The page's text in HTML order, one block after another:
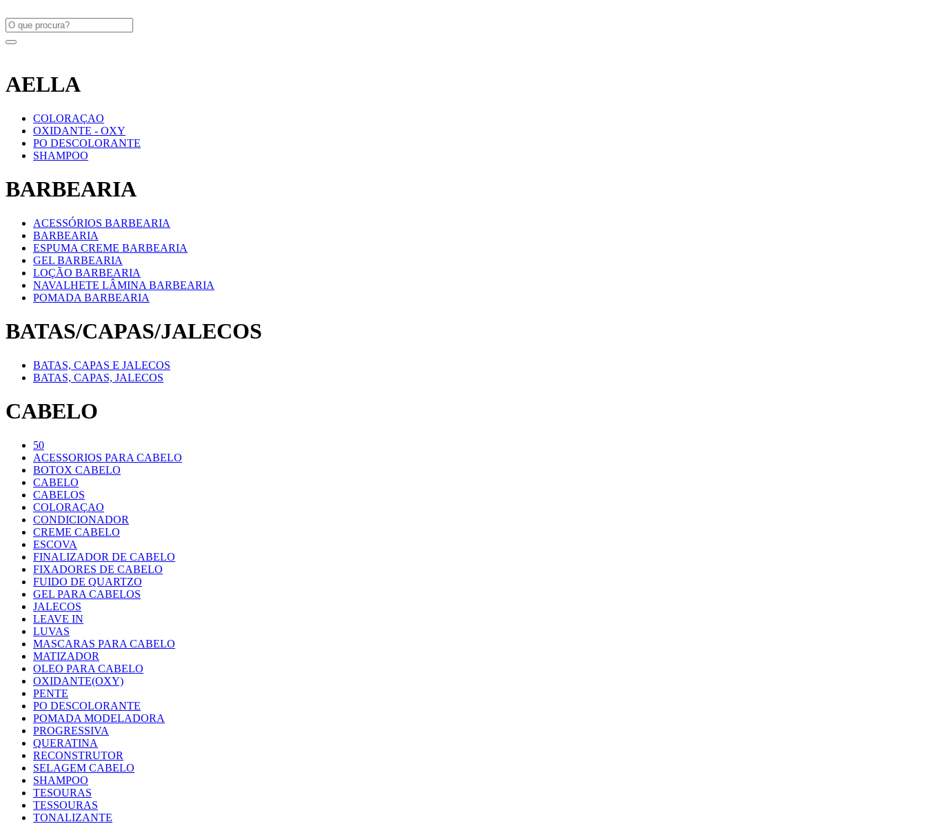
AELLA
COLORAÇAO
OXIDANTE - OXY
PO DESCOLORANTE
SHAMPOO
BARBEARIA
ACESSÓRIOS BARBEARIA
BARBEARIA
ESPUMA CREME BARBEARIA
GEL BARBEARIA
LOÇÃO BARBEARIA
NAVALHETE LÂMINA BARBEARIA
POMADA BARBEARIA
BATAS/CAPAS/JALECOS
BATAS, CAPAS E JALECOS
BATAS, CAPAS, JALECOS
CABELO
50
ACESSORIOS PARA CABELO
BOTOX CABELO
CABELO
CABELOS
COLORAÇAO
CONDICIONADOR
CREME CABELO
ESCOVA
FINALIZADOR DE CABELO
FIXADORES DE CABELO
FUIDO DE QUARTZO
GEL PARA CABELOS
JALECOS
LEAVE IN
LUVAS
MASCARAS PARA CABELO
MATIZADOR
OLEO PARA CABELO
OXIDANTE(OXY)
PENTE
PO DESCOLORANTE
POMADA MODELADORA
PROGRESSIVA
QUERATINA
RECONSTRUTOR
SELAGEM CABELO
SHAMPOO
TESOURAS
TESSOURAS
TONALIZANTE